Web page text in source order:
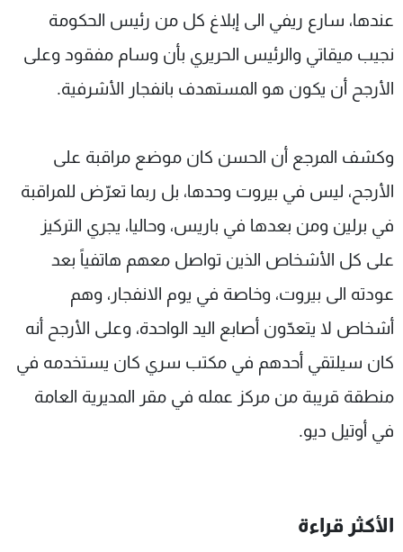
عندها، سارع ريفي الى إبلاغ كل من رئيس الحكومة
نجيب ميقاتي والرئيس الحريري بأن وسام مفقود وعلى
الأرجح أن يكون هو المستهدف بانفجار الأشرفية.
وكشف المرجع أن الحسن كان موضع مراقبة على
الأرجح، ليس في بيروت وحدها، بل ربما تعرّض للمراقبة
في برلين ومن بعدها في باريس، وحاليا، يجري التركيز
على كل الأشخاص الذين تواصل معهم هاتفياً بعد
عودته الى بيروت، وخاصة في يوم الانفجار، وهم
أشخاص لا يتعدّون أصابع اليد الواحدة، وعلى الأرجح أنه
كان سيلتقي أحدهم في مكتب سري كان يستخدمه في
منطقة قريبة من مركز عمله في مقر المديرية العامة
في أوتيل ديو.
الأكثر قراءة